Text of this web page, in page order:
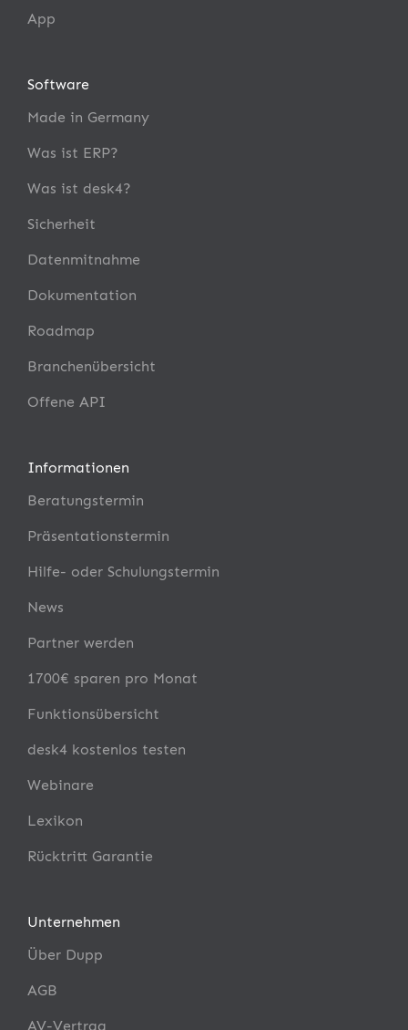
App
Software
Made in Germany
Was ist ERP?
Was ist desk4?
Sicherheit
Datenmitnahme
Dokumentation
Roadmap
Branchenübersicht
Offene API
Informationen
Beratungstermin
Präsentationstermin
Hilfe- oder Schulungstermin
News
Partner werden
1700€ sparen pro Monat
Funktionsübersicht
desk4 kostenlos testen
Webinare
Lexikon
Rücktritt Garantie
Unternehmen
Über Dupp
AGB
AV-Vertrag